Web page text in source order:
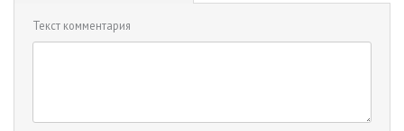
Текст комментария